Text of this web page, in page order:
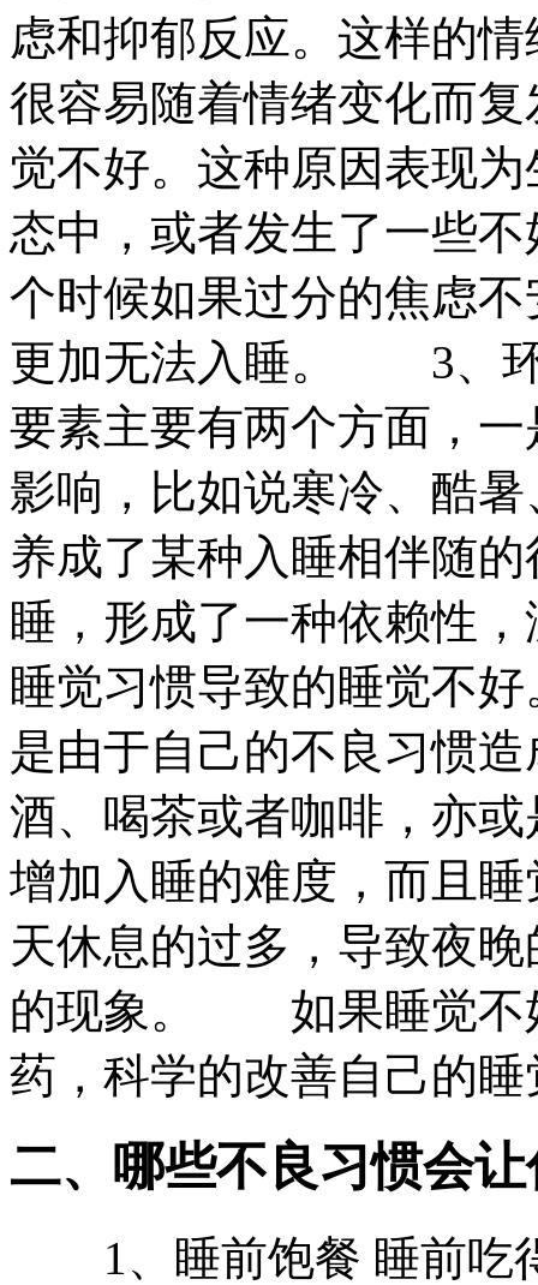
虑和抑郁反应。这样的
很容易随着情绪变化
觉不好。这种原因表现
态中，或者发生了一些
个时候如果过分的焦虑
更加无法入睡。 3、环
要素主要有两个方面，
影响，比如说寒冷、酷
养成了某种入睡相伴随
睡，形成了一种依赖性
睡觉习惯导致的睡觉不
是由于自己的不良习惯
酒、喝茶或者咖啡，亦
增加入睡的难度，而且
天休息的过多，导致夜
的现象。 如果睡觉不
药，科学的改善自己的
二、哪些不良习惯会
1、睡前饱餐 睡前吃